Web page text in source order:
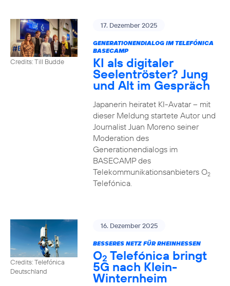
Credits: Till Budde
17. Dezember 2025
GENERATIONENDIALOG IM TELEFÓNICA
BASECAMP
KI als digitaler
Seelentröster? Jung
und Alt im Gespräch
Japanerin heiratet KI-Avatar – mit
dieser Meldung startete Autor und
Journalist Juan Moreno seiner
Moderation des
Generationendialogs im
BASECAMP des
Telekommunikationsanbieters O2
Telefónica.
Credits: Telefónica
Deutschland
16. Dezember 2025
BESSERES NETZ FÜR RHEINHESSEN
O2 Telefónica bringt
5G nach Klein-
Winternheim